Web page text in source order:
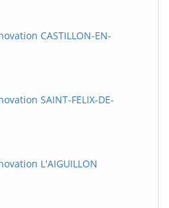
CASTILLON-EN-
SAINT-FELIX-DE-
L'AIGUILLON